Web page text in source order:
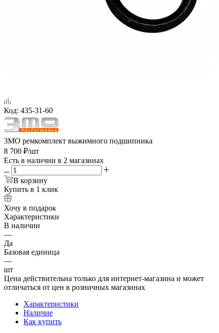
Код: 435-31-60
3MO ремкомплект выжимного подшипника
8 700 ₽/шт
Есть в наличии в 2 магазинах
В корзину
Купить в 1 клик
Хочу в подарок
Характеристики
В наличии
—
Да
Базовая единица
—
шт
Цена действительна только для интернет-магазина и может
отличаться от цен в розничных магазинах
Характеристики
Наличие
Как купить